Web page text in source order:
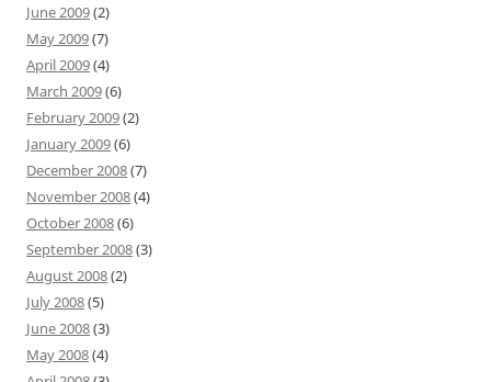
June 2009(2)
May 2009(7)
April 2009(4)
March 2009(6)
February 2009(2)
January 2009(6)
December 2008(7)
November 2008(4)
October 2008(6)
September 2008(3)
August 2008(2)
July 2008(5)
June 2008(3)
May 2008(4)